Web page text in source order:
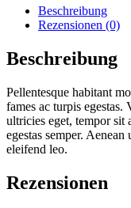
Beschreibung
Rezensionen (0)
Beschreibung
Pellentesque habitant
fames ac turpis
ultricies eget, tempor sit
egestas semper.
eleifend leo.
Rezensionen